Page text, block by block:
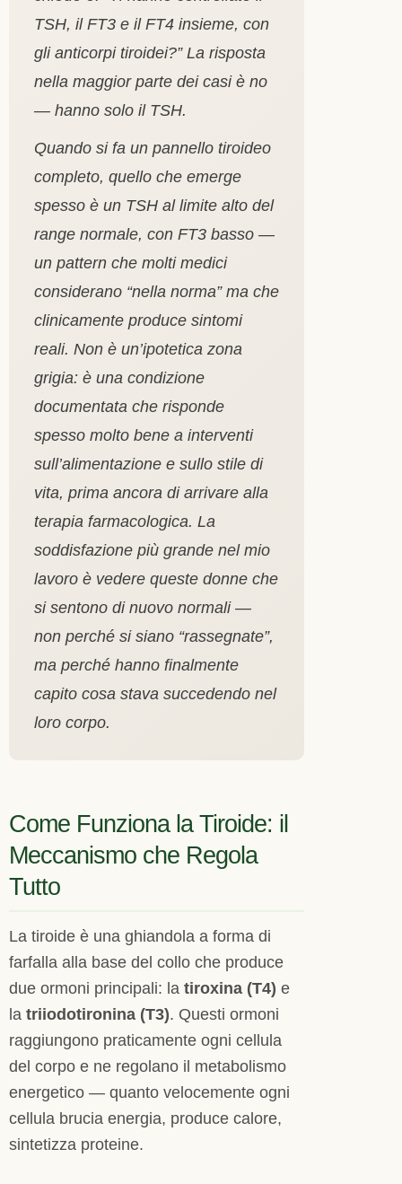
TSH, il FT3 e il FT4 insieme, con
gli anticorpi tiroidei?” La risposta
nella maggior parte dei casi è no
— hanno solo il TSH.
Quando si fa un pannello tiroideo
completo, quello che emerge
spesso è un TSH al limite alto del
range normale, con FT3 basso —
un pattern che molti medici
considerano “nella norma” ma che
clinicamente produce sintomi
reali. Non è un’ipotetica zona
grigia: è una condizione
documentata che risponde
spesso molto bene a interventi
sull’alimentazione e sullo stile di
vita, prima ancora di arrivare alla
terapia farmacologica. La
soddisfazione più grande nel mio
lavoro è vedere queste donne che
si sentono di nuovo normali —
non perché si siano “rassegnate”,
ma perché hanno finalmente
capito cosa stava succedendo nel
loro corpo.
Come Funziona la Tiroide: il
Meccanismo che Regola
Tutto
La tiroide è una ghiandola a forma di
farfalla alla base del collo che produce
due ormoni principali: la tiroxina (T4) e
la triiodotironina (T3). Questi ormoni
raggiungono praticamente ogni cellula
del corpo e ne regolano il metabolismo
energetico — quanto velocemente ogni
cellula brucia energia, produce calore,
sintetizza proteine.